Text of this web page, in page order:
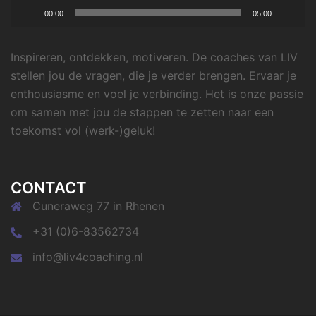
00:00 05:00
Inspireren, ontdekken, motiveren. De coaches van LIV
stellen jou de vragen, die je verder brengen. Ervaar je
enthousiasme en voel je verbinding. Het is onze passie
om samen met jou de stappen te zetten naar een
toekomst vol (werk-)geluk!
CONTACT
Cuneraweg 77 in Rhenen
+31 (0)6-83562734
info@liv4coaching.nl